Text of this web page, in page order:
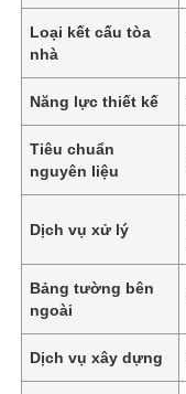
Loại kết cấu tòa
nhà
Năng lực thiết kế
Tiêu chuẩn
nguyên liệu
Dịch vụ xử lý
Bảng tường bên
ngoài
Dịch vụ xây dựng